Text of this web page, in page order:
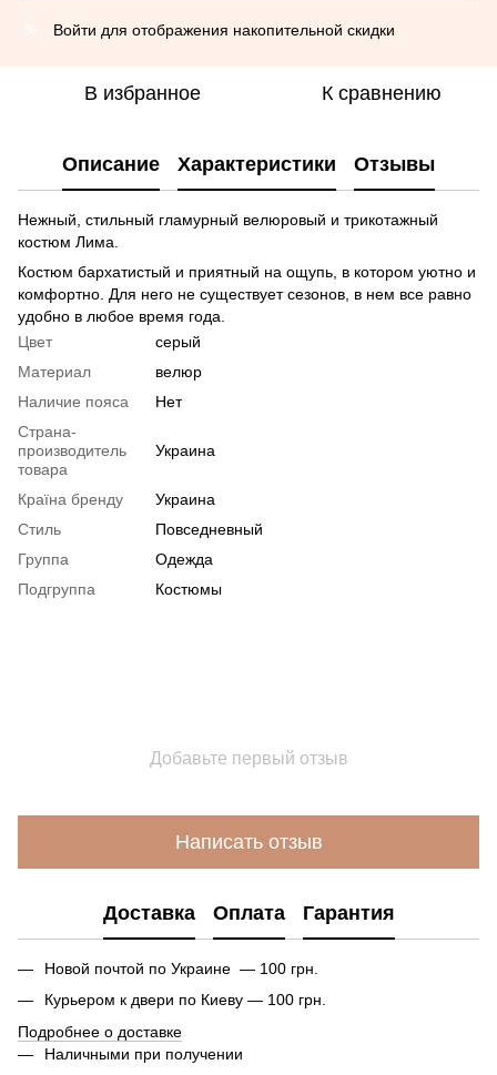
Войти для отображения накопительной скидки
В избранное К сравнению
Описание Характеристики Отзывы
Нежный, стильный гламурный велюровый и трикотажный
костюм Лима.
Костюм бархатистый и приятный на ощупь, в котором уютно и
комфортно. Для него не существует сезонов, в нем все равно
удобно в любое время года.
Цвет
серый
Материал
велюр
Наличие пояса
Нет
Страна-
производитель
товара
Украина
Країна бренду
Украина
Стиль
Повседневный
Группа
Одежда
Подгруппа
Костюмы
Добавьте первый отзыв
Написать отзыв
Доставка Оплата Гарантия
Новой почтой по Украине — 100 грн.
Курьером к двери по Киеву — 100 грн.
Подробнее о доставке
Наличными при получении